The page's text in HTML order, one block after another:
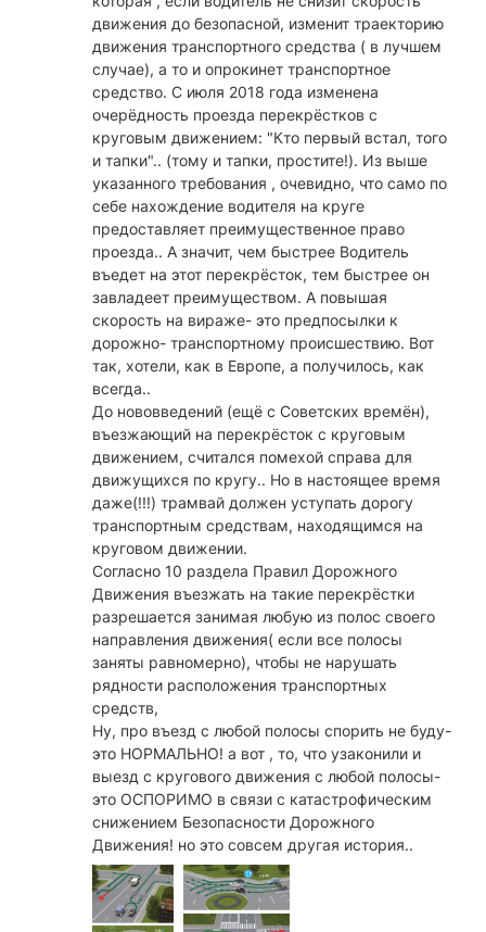
движения до безопасной, изменит траекторию
движения транспортного средства ( в лучшем
случае), а то и опрокинет транспортное
средство. С июля 2018 года изменена
очерёдность проезда перекрёстков с
круговым движением: "Кто первый встал, того
и тапки".. (тому и тапки, простите!). Из выше
указанного требования , очевидно, что само по
себе нахождение водителя на круге
предоставляет преимущественное право
проезда.. А значит, чем быстрее Водитель
въедет на этот перекрёсток, тем быстрее он
завладеет преимуществом. А повышая
скорость на вираже- это предпосылки к
дорожно- транспортному происшествию. Вот
так, хотели, как в Европе, а получилось, как
всегда..
До нововведений (ещё с Советских времён),
въезжающий на перекрёсток с круговым
движением, считался помехой справа для
движущихся по кругу.. Но в настоящее время
даже(!!!) трамвай должен уступать дорогу
транспортным средствам, находящимся на
круговом движении.
Согласно 10 раздела Правил Дорожного
Движения въезжать на такие перекрёстки
разрешается занимая любую из полос своего
направления движения( если все полосы
заняты равномерно), чтобы не нарушать
рядности расположения транспортных
средств,
Ну, про въезд с любой полосы спорить не буду-
это НОРМАЛЬНО! а вот , то, что узаконили и
выезд с кругового движения с любой полосы-
это ОСПОРИМО в связи с катастрофическим
снижением Безопасности Дорожного
Движения! но это совсем другая история..